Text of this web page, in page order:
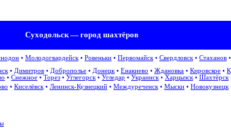
Суходольск — город шахтёров
• Молодогвардейск • Ровеньки • Первомайск • Свердловск • Стаханов •
• Димитров • Доброполье • Донецк • Енакиево • Ждановка • Кировское •
• Снежное • Торез • Углегорск • Угледар • Украинск • Харцызск • Шахтёрск
• Киселёвск • Ленинск-Кузнецкий • Междуреченск • Мыски • Новокузнецк